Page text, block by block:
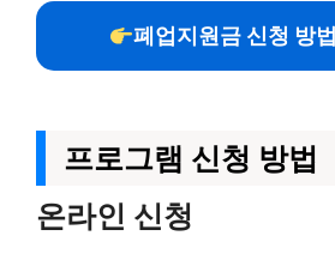
폐업지원금 신청 방
프로그램 신청 방법
온라인 신청